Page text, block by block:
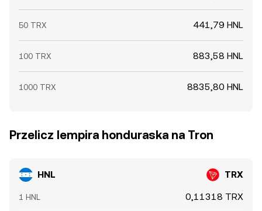
50 TRX 441,79 HNL
100 TRX 883,58 HNL
1000 TRX 8835,80 HNL
Przelicz lempira honduraska na Tron
HNL TRX
1 HNL 0,11318 TRX